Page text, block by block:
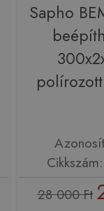
Sapho
28 000 Ft